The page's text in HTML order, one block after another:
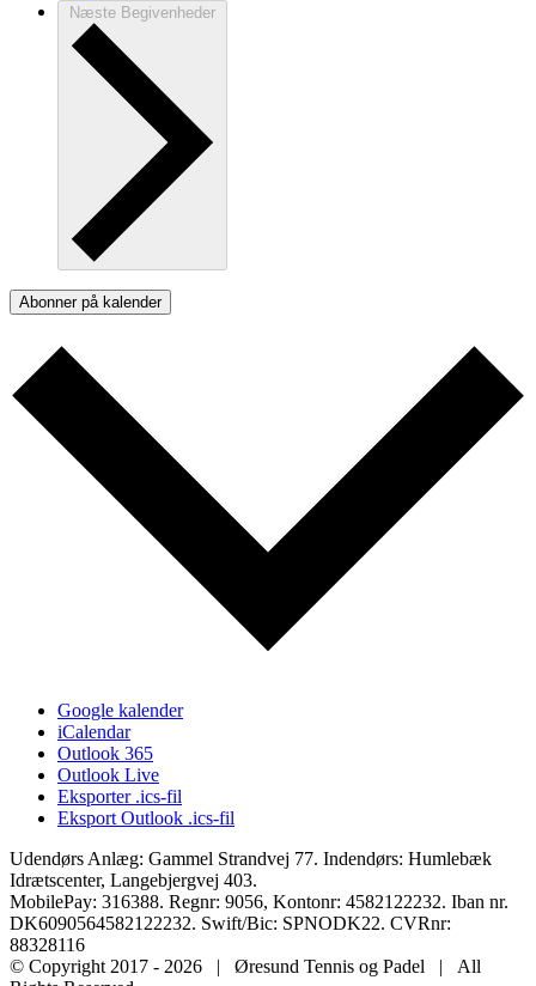
Næste Begivenheder
Abonner på kalender
Google kalender
iCalendar
Outlook 365
Outlook Live
Eksporter .ics-fil
Eksport Outlook .ics-fil
Udendørs Anlæg: Gammel Strandvej 77. Indendørs: Humlebæk
Idrætscenter, Langebjergvej 403.
MobilePay: 316388. Regnr: 9056, Kontonr: 4582122232. Iban nr.
DK6090564582122232. Swift/Bic: SPNODK22. CVRnr:
88328116
© Copyright 2017 - 2026 | Øresund Tennis og Padel | All